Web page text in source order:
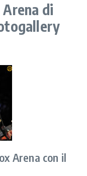
di
Arena con il